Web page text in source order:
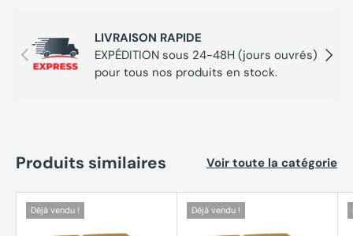
Précédent
LIVRAISON RAPIDE
EXPÉDITION sous 24-48H (jours ouvrés)
pour tous nos produits en stock.
Produits similaires Voir toute la catégorie
Déjà vendu ! Déjà vendu !